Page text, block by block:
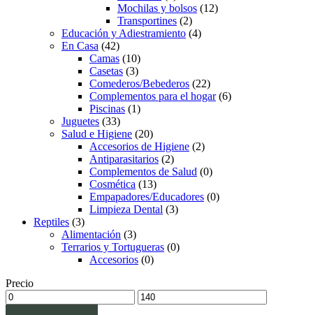
Mochilas y bolsos (12)
Transportines (2)
Educación y Adiestramiento (4)
En Casa (42)
Camas (10)
Casetas (3)
Comederos/Bebederos (22)
Complementos para el hogar (6)
Piscinas (1)
Juguetes (33)
Salud e Higiene (20)
Accesorios de Higiene (2)
Antiparasitarios (2)
Complementos de Salud (0)
Cosmética (13)
Empapadores/Educadores (0)
Limpieza Dental (3)
Reptiles (3)
Alimentación (3)
Terrarios y Tortugueras (0)
Accesorios (0)
Precio